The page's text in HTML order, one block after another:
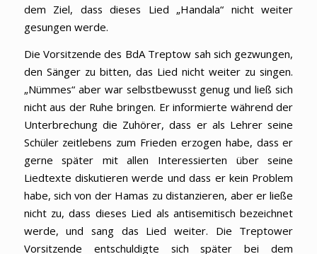
dem Ziel, dass dieses Lied „Handala“ nicht weiter
gesungen werde.
Die Vorsitzende des BdA Treptow sah sich gezwungen,
den Sänger zu bitten, das Lied nicht weiter zu singen.
„Nümmes“ aber war selbstbewusst genug und ließ sich
nicht aus der Ruhe bringen. Er informierte während der
Unterbrechung die Zuhörer, dass er als Lehrer seine
Schüler zeitlebens zum Frieden erzogen habe, dass er
gerne später mit allen Interessierten über seine
Liedtexte diskutieren werde und dass er kein Problem
habe, sich von der Hamas zu distanzieren, aber er ließe
nicht zu, dass dieses Lied als antisemitisch bezeichnet
werde, und sang das Lied weiter. Die Treptower
Vorsitzende entschuldigte sich später bei dem